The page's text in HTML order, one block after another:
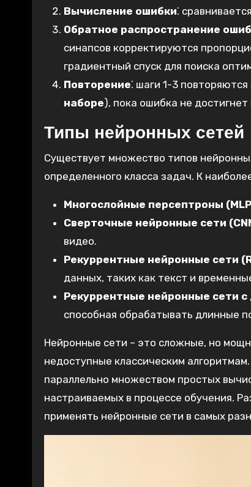
Вычисление ошибки⁚
Обратное распространение
синапсов корректируются
градиентный спуск для поиска
Повторение⁚ шаги 1-3
наборе)‚ пока ошибка не
Типы нейронных сетей
Существует множество типов
определенного класса задач. К
Многослойные персептроны
Сверточные нейронные сети
видео.
Рекуррентные нейронные сети
данных‚ таких как текст и
Рекуррентные нейронные сети
способная обрабатывать длинные
Нейронные сети – это сложные‚ но
недоступные классическим
параллельно множеством простых
настраиваемых в процессе обучения.
применять нейронные сети в самых